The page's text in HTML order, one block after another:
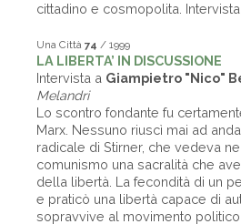
cittadino e cosmopolita.
Una Città 74 / 1999
LA LIBERTA’ IN DISCUSSIONE
Intervista a Giampietro "Nico"
Melandri
Lo scontro fondante fu
Marx. Nessuno riuscì mai ad
radicale di Stirner, che vedeva
comunismo una sacralità che
della libertà. La fecondità di un
e praticò una libertà capace di
sopravvive al movimento